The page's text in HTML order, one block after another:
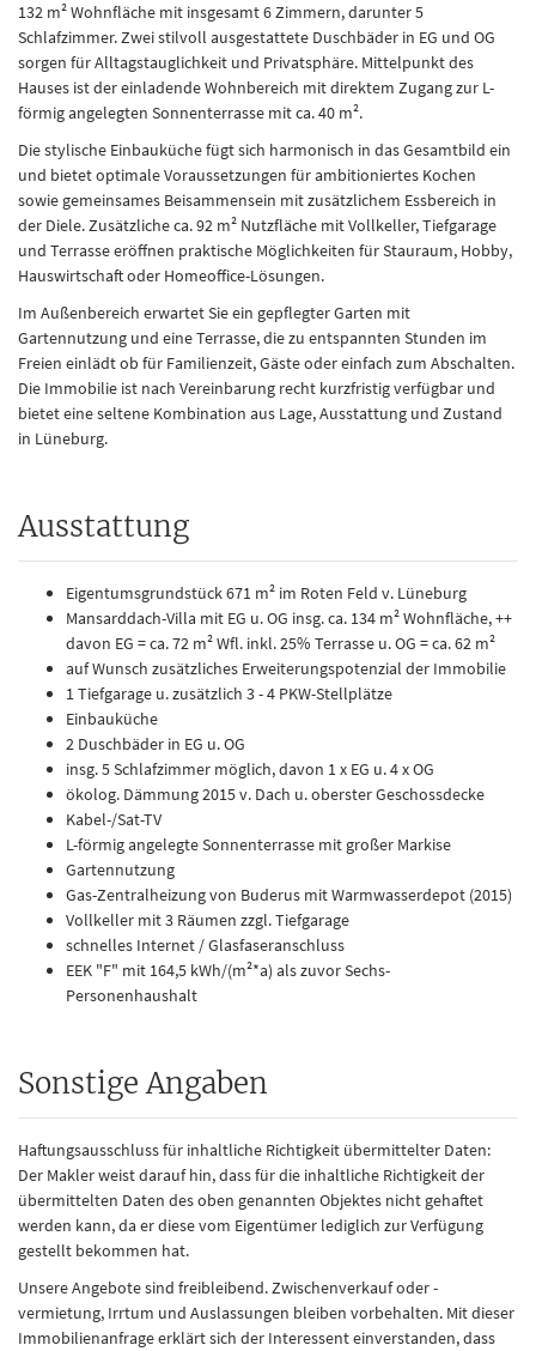
132 m² Wohnfläche mit insgesamt 6 Zimmern, darunter 5
Schlafzimmer. Zwei stilvoll ausgestattete Duschbäder in EG und OG
sorgen für Alltagstauglichkeit und Privatsphäre. Mittelpunkt des
Hauses ist der einladende Wohnbereich mit direktem Zugang zur L-
förmig angelegten Sonnenterrasse mit ca. 40 m².
Die stylische Einbauküche fügt sich harmonisch in das Gesamtbild ein
und bietet optimale Voraussetzungen für ambitioniertes Kochen
sowie gemeinsames Beisammensein mit zusätzlichem Essbereich in
der Diele. Zusätzliche ca. 92 m² Nutzfläche mit Vollkeller, Tiefgarage
und Terrasse eröffnen praktische Möglichkeiten für Stauraum, Hobby,
Hauswirtschaft oder Homeoffice-Lösungen.
Im Außenbereich erwartet Sie ein gepflegter Garten mit
Gartennutzung und eine Terrasse, die zu entspannten Stunden im
Freien einlädt ob für Familienzeit, Gäste oder einfach zum Abschalten.
Die Immobilie ist nach Vereinbarung recht kurzfristig verfügbar und
bietet eine seltene Kombination aus Lage, Ausstattung und Zustand
in Lüneburg.
Ausstattung
Eigentumsgrundstück 671 m² im Roten Feld v. Lüneburg
Mansarddach-Villa mit EG u. OG insg. ca. 134 m² Wohnfläche, ++
davon EG = ca. 72 m² Wfl. inkl. 25% Terrasse u. OG = ca. 62 m²
auf Wunsch zusätzliches Erweiterungspotenzial der Immobilie
1 Tiefgarage u. zusätzlich 3 - 4 PKW-Stellplätze
Einbauküche
2 Duschbäder in EG u. OG
insg. 5 Schlafzimmer möglich, davon 1 x EG u. 4 x OG
ökolog. Dämmung 2015 v. Dach u. oberster Geschossdecke
Kabel-/Sat-TV
L-förmig angelegte Sonnenterrasse mit großer Markise
Gartennutzung
Gas-Zentralheizung von Buderus mit Warmwasserdepot (2015)
Vollkeller mit 3 Räumen zzgl. Tiefgarage
schnelles Internet / Glasfaseranschluss
EEK "F" mit 164,5 kWh/(m²*a) als zuvor Sechs-
Personenhaushalt
Sonstige Angaben
Haftungsausschluss für inhaltliche Richtigkeit übermittelter Daten:
Der Makler weist darauf hin, dass für die inhaltliche Richtigkeit der
übermittelten Daten des oben genannten Objektes nicht gehaftet
werden kann, da er diese vom Eigentümer lediglich zur Verfügung
gestellt bekommen hat.
Unsere Angebote sind freibleibend. Zwischenverkauf oder -
vermietung, Irrtum und Auslassungen bleiben vorbehalten. Mit dieser
Immobilienanfrage erklärt sich der Interessent einverstanden, dass